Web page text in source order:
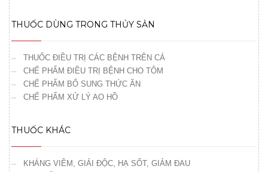
THUỐC DÙNG TRONG THỦY SẢN
THUỐC ĐIỀU TRỊ CÁC BỆNH TRÊN CÁ
CHẾ PHẨM ĐIỀU TRỊ BỆNH CHO TÔM
CHẾ PHẨM BỔ SUNG THỨC ĂN
CHẾ PHẨM XỬ LÝ AO HỒ
THUỐC KHÁC
KHÁNG VIÊM, GIẢI ĐỘC, HẠ SỐT, GIẢM ĐAU